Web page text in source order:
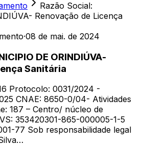
Razão Social:
Renovação de Licença
·08 de mai. de 2024
DE ORINDIÚVA-
Sanitária
Protocolo: 0031/2024 -
CNAE: 8650-0/04- Atividades
187 – Centro/ núcleo de
353420301-865-000005-1-5
77 Sob responsabilidade legal